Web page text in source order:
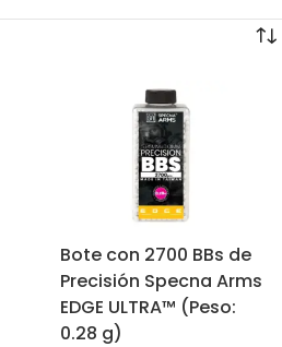
Bote con 2700 BBs de
Precisión Specna Arms
EDGE ULTRA™ (Peso:
0.28 g)